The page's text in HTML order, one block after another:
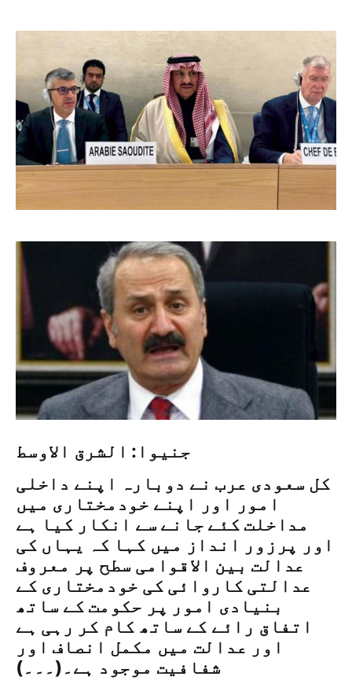
جنیوا: الشرق الاوسط
کل سعودی عرب نے دوبارہ اپنے داخلی
امور اور اپنے خودمختاری میں
مداخلت کئے جانے سے انکار کیا ہے
اور پرزور انداز میں کہا کہ یہاں کی
عدالت بین الاقوامی سطح پر معروف
عدالتی کاروائی کی خودمختاری کے
بنیادی امور پر حکومت کے ساتھ
اتفاق رائے کے ساتھ کام کر رہی ہے
اور عدالت میں مکمل انصاف اور
شفافیت موجود ہے۔(۔۔۔)